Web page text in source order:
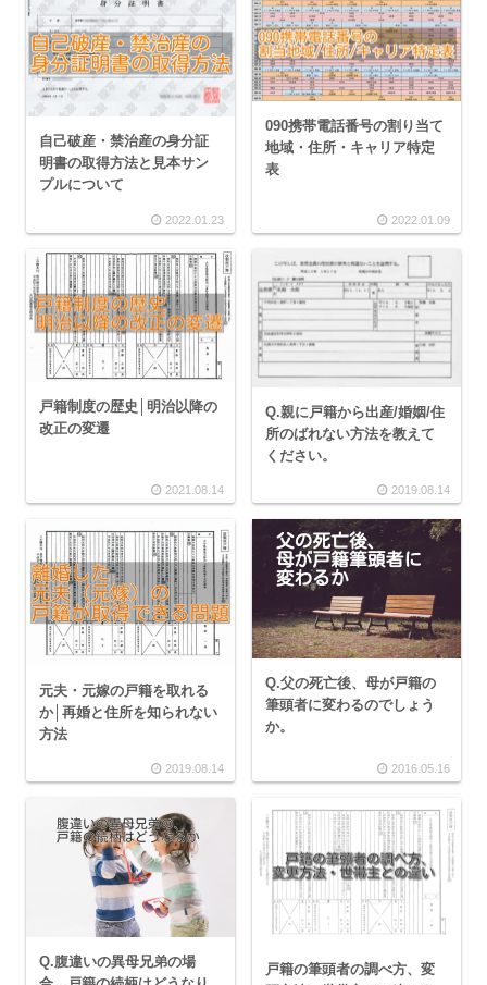
自己破産・禁治産の身分証
明書の取得方法と見本サン
プルについて
2022.01.23
090携帯電話番号の割り当て
地域・住所・キャリア特定
表
2022.01.09
戸籍制度の歴史│明治以降の
改正の変遷
2021.08.14
Q.親に戸籍から出産/婚姻/住
所のばれない方法を教えて
ください。
2019.08.14
元夫・元嫁の戸籍を取れる
か│再婚と住所を知られない
方法
2019.08.14
Q.父の死亡後、母が戸籍の
筆頭者に変わるのでしょう
か。
2016.05.16
Q.腹違いの異母兄弟の場
戸籍の筆頭者の調べ方、変